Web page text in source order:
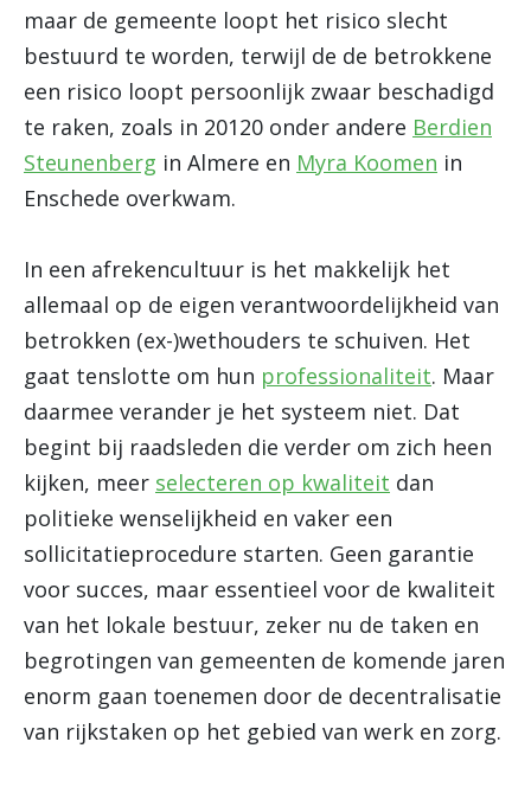
maar de gemeente loopt het risico slecht
bestuurd te worden, terwijl de de betrokkene
een risico loopt persoonlijk zwaar beschadigd
te raken, zoals in 20120 onder andere Berdien
Steunenberg in Almere en Myra Koomen in
Enschede overkwam.
In een afrekencultuur is het makkelijk het
allemaal op de eigen verantwoordelijkheid van
betrokken (ex-)wethouders te schuiven. Het
gaat tenslotte om hun professionaliteit. Maar
daarmee verander je het systeem niet. Dat
begint bij raadsleden die verder om zich heen
kijken, meer selecteren op kwaliteit dan
politieke wenselijkheid en vaker een
sollicitatieprocedure starten. Geen garantie
voor succes, maar essentieel voor de kwaliteit
van het lokale bestuur, zeker nu de taken en
begrotingen van gemeenten de komende jaren
enorm gaan toenemen door de decentralisatie
van rijkstaken op het gebied van werk en zorg.